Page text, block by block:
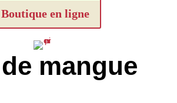
Boutique en ligne
mangue